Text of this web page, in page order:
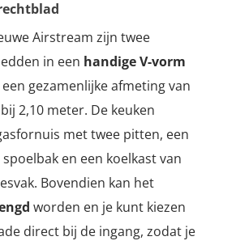
Airstream zijn twee
in een handige V-vorm
gezamenlijke afmeting van
2,10 meter. De keuken
met twee pitten, een
en een koelkast van
Bovendien kan het
worden en je kunt kiezen
direct bij de ingang, zodat je